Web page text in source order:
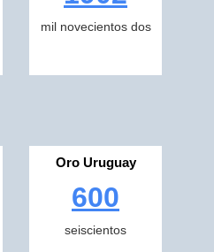
mil novecientos dos
Oro Uruguay
600
seiscientos